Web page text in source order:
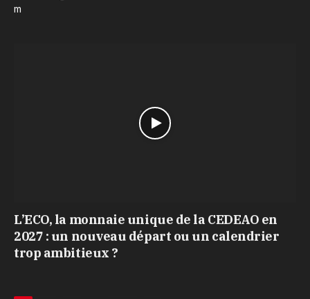
m
L’ECO, la monnaie unique de la CEDEAO en
2027 : un nouveau départ ou un calendrier
trop ambitieux ?